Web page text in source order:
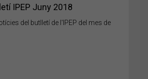
IPEP Juny 2018
del butlletí de l'IPEP del mes de